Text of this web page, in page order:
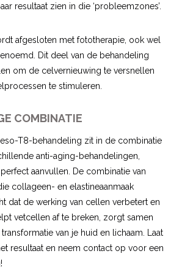
resultaat zien in die ‘probleemzones’.
afgesloten met fototherapie, ook wel
Dit deel van de behandeling
om de celvernieuwing te versnellen
te stimuleren.
COMBINATIE
T8-behandeling zit in de combinatie
anti-aging-behandelingen,
aanvullen. De combinatie van
collageen- en elastineaanmaak
dat de werking van cellen verbetert en
vetcellen af te breken, zorgt samen
van je huid en lichaam. Laat
resultaat en neem contact op voor een